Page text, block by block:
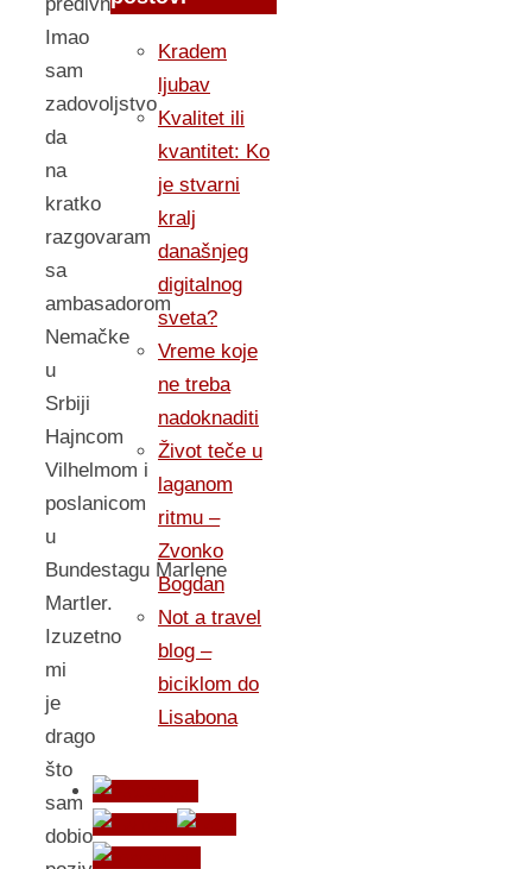
Imao
sam
zadovoljstvo
da
na
kratko
razgovaram
sa
ambasadorom
Nemačke
u
Srbiji
Hajncom
Vilhelmom i
poslanicom
u
Bundestagu Marlene
Martler.
Izuzetno
mi
je
drago
što
sam
dobio
Kradem
ljubav
Kvalitet ili
kvantitet: Ko
je stvarni
kralj
današnjeg
digitalnog
sveta?
Vreme koje
ne treba
nadoknaditi
Život teče u
laganom
ritmu –
Zvonko
Bogdan
Not a travel
blog –
biciklom do
Lisabona